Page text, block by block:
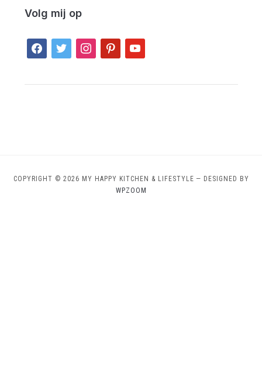
Volg mij op
facebook
twitter instagrampinterestyoutube
COPYRIGHT © 2026 MY HAPPY KITCHEN & LIFESTYLE — DESIGNED BY
WPZOOM